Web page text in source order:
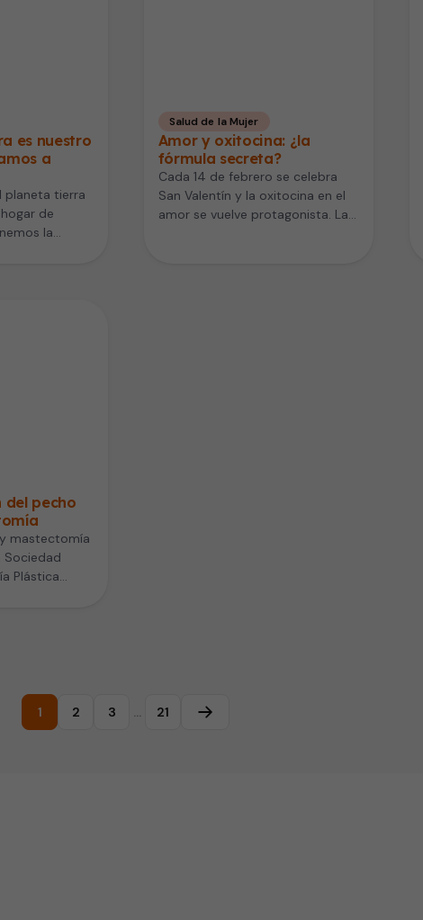
es nuestro
a
planeta tierra
de
la
Salud de la Mujer
Amor y oxitocina: ¿la
fórmula secreta?
Cada 14 de febrero se celebra
San Valentín y la oxitocina en el
amor se vuelve protagonista. La
del pecho
mastectomía
Sociedad
Plástica
1 2 3 … 21 Página siguiente